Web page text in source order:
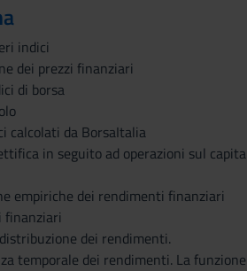
indici
dei prezzi finanziari
di borsa
calcolati da BorsaItalia
in seguito ad operazioni sul
empiriche dei rendimenti finanziari
finanziari
dei rendimenti.
temporale dei rendimenti. La